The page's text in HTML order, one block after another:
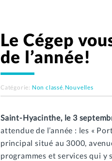
Le Cégep
de l’année!
Catégorie: Non classé, Nouvelles
Saint-Hyacinthe, le 3
attendue de l’année : les «
principal situé au 3000,
programmes et services qui